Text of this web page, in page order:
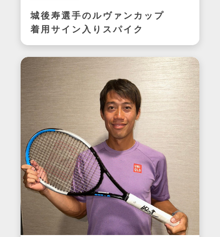
城後寿選手のルヴァンカップ
着用サイン入りスパイク